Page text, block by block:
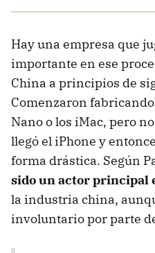
Hay una empresa que
importante en ese
China a principios de
Comenzaron
Nano o los iMac, pero
llegó el iPhone y
forma drástica. Según
sido un actor principal
la industria china,
involuntario por parte